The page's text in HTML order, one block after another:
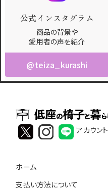
公式インスタグラム
商品の背景や
愛用者の声を紹介
@teiza_kurashi
アカウント
ホーム
支払い方法について